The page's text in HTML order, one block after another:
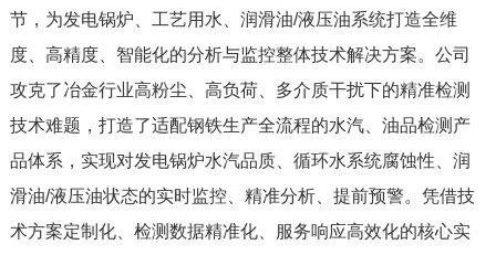
节，为发电锅炉、工艺用水、润滑油/液压油系统打造全维
度、高精度、智能化的分析与监控整体技术解决方案。公司
攻克了冶金行业高粉尘、高负荷、多介质干扰下的精准检测
技术难题，打造了适配钢铁生产全流程的水汽、油品检测产
品体系，实现对发电锅炉水汽品质、循环水系统腐蚀性、润
滑油/液压油状态的实时监控、精准分析、提前预警。凭借技
术方案定制化、检测数据精准化、服务响应高效化的核心实